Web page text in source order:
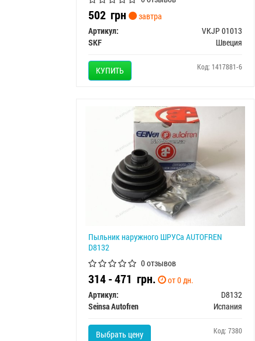
502 грн
завтра
Артикул:
VKJP 01013
SKF
Швеция
КУПИТЬ Код: 1417881-6
Пыльник наружного ШРУСа AUTOFREN
D8132
0 отзывов
314 - 471 грн.
от 0 дн.
Артикул:
D8132
Seinsa Autofren
Испания
Выбрать цену Код: 7380